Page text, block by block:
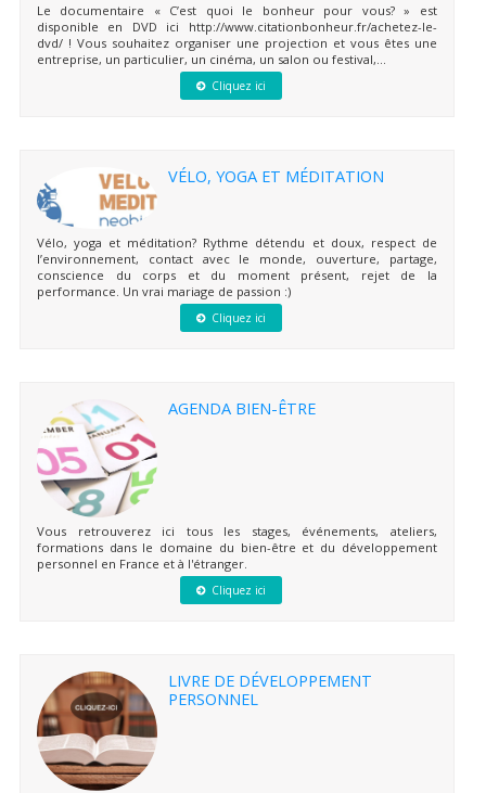
Le documentaire « C’est quoi le bonheur pour vous? » est
disponible en DVD ici http://www.citationbonheur.fr/achetez-le-
dvd/ ! Vous souhaitez organiser une projection et vous êtes une
entreprise, un particulier, un cinéma, un salon ou festival,...
Cliquez ici
VÉLO, YOGA ET MÉDITATION
Vélo, yoga et méditation? Rythme détendu et doux, respect de
l’environnement, contact avec le monde, ouverture, partage,
conscience du corps et du moment présent, rejet de la
performance. Un vrai mariage de passion :)
Cliquez ici
AGENDA BIEN-ÊTRE
Vous retrouverez ici tous les stages, événements, ateliers,
formations dans le domaine du bien-être et du développement
personnel en France et à l'étranger.
Cliquez ici
LIVRE DE DÉVELOPPEMENT
PERSONNEL